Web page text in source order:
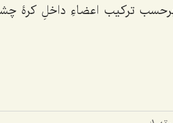
ترکیب اعضاءِ داخلِ کرۀ